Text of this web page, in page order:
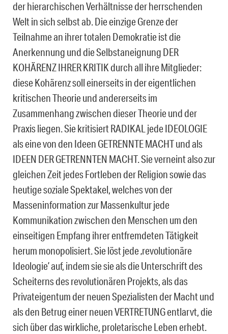
der hierarchischen Verhältnisse der herrschenden
Welt in sich selbst ab. Die einzige Grenze der
Teilnahme an ihrer totalen Demokratie ist die
Anerkennung und die Selbstaneignung DER
KOHÄRENZ IHRER KRITIK durch all ihre Mitglieder:
diese Kohärenz soll einerseits in der eigentlichen
kritischen Theorie und andererseits im
Zusammenhang zwischen dieser Theorie und der
Praxis liegen. Sie kritisiert RADIKAL jede IDEOLOGIE
als eine von den Ideen GETRENNTE MACHT und als
IDEEN DER GETRENNTEN MACHT. Sie verneint also zur
gleichen Zeit jedes Fortleben der Religion sowie das
heutige soziale Spektakel, welches von der
Masseninformation zur Massenkultur jede
Kommunikation zwischen den Menschen um den
einseitigen Empfang ihrer entfremdeten Tätigkeit
herum monopolisiert. Sie löst jede ‚revolutionäre
Ideologie’ auf, indem sie sie als die Unterschrift des
Scheiterns des revolutionären Projekts, als das
Privateigentum der neuen Spezialisten der Macht und
als den Betrug einer neuen VERTRETUNG entlarvt, die
sich über das wirkliche, proletarische Leben erhebt.